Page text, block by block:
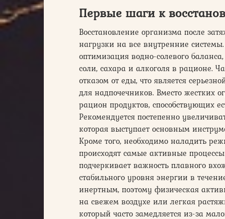
Первые шаги к
Восстановление организма после
нагрузки на все внутренние
оптимизация водно-солевого
соли, сахара и алкоголя в рационе.
отказом от еды, что является
для надпочечников. Вместо жестких
рацион продуктов, способствующих
Рекомендуется постепенно
которая выступает основным
Кроме того, необходимо наладить
происходят самые активные
подчеркивает важность плавного
стабильного уровня энергии в
инертным, поэтому физическая
на свежем воздухе или легкая
который часто замедляется из-за